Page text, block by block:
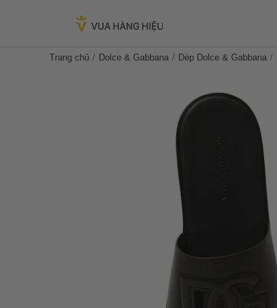
Trang chủ Dolce & Gabbana Dép Dolce & Gabbana